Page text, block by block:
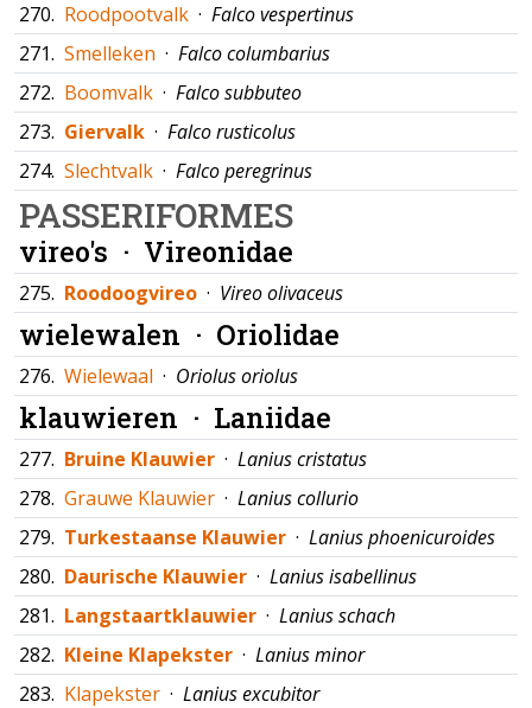
270. Roodpootvalk · Falco vespertinus
271. Smelleken · Falco columbarius
272. Boomvalk · Falco subbuteo
273. Giervalk · Falco rusticolus
274. Slechtvalk · Falco peregrinus
PASSERIFORMES
vireo's · Vireonidae
275. Roodoogvireo · Vireo olivaceus
wielewalen · Oriolidae
276. Wielewaal · Oriolus oriolus
klauwieren · Laniidae
277. Bruine Klauwier · Lanius cristatus
278. Grauwe Klauwier · Lanius collurio
279. Turkestaanse Klauwier · Lanius phoenicuroides
280. Daurische Klauwier · Lanius isabellinus
281. Langstaartklauwier · Lanius schach
282. Kleine Klapekster · Lanius minor
283. Klapekster · Lanius excubitor